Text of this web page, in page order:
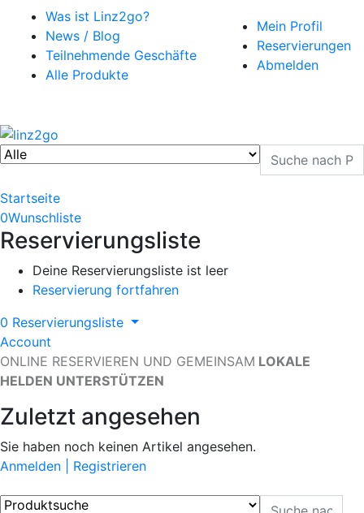
Was ist Linz2go?
News / Blog
Teilnehmende Geschäfte
Alle Produkte
Mein Profil
Reservierungen
Abmelden
Startseite
0Wunschliste
Reservierungsliste
Deine Reservierungsliste ist leer
Reservierung fortfahren
0 Reservierungsliste
Account
ONLINE RESERVIEREN UND GEMEINSAM LOKALE
HELDEN UNTERSTÜTZEN
Zuletzt angesehen
Sie haben noch keinen Artikel angesehen.
Anmelden | Registrieren